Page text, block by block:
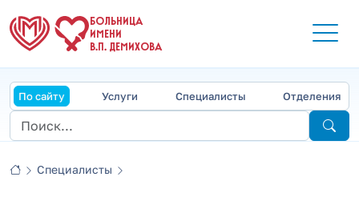
БОЛЬНИЦА
ИМЕНИ
В.П. ДЕМИХОВА
По сайту Услуги Специалисты Отделения
Специалисты